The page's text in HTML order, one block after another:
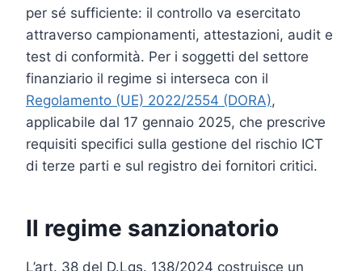
per sé sufficiente: il controllo va esercitato
attraverso campionamenti, attestazioni, audit e
test di conformità. Per i soggetti del settore
finanziario il regime si interseca con il
Regolamento (UE) 2022/2554 (DORA),
applicabile dal 17 gennaio 2025, che prescrive
requisiti specifici sulla gestione del rischio ICT
di terze parti e sul registro dei fornitori critici.
Il regime sanzionatorio
L’art. 38 del D.Lgs. 138/2024 costruisce un